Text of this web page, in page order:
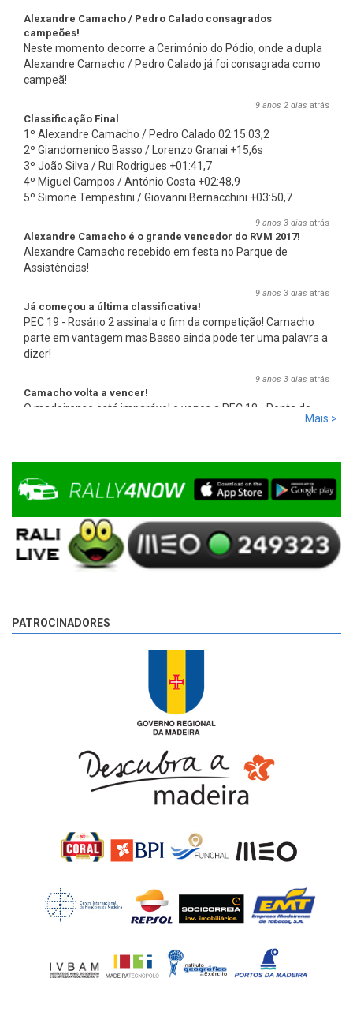
Alexandre Camacho / Pedro Calado consagrados
campeões!
Neste momento decorre a Cerimónio do Pódio, onde a dupla
Alexandre Camacho / Pedro Calado já foi consagrada como
campeã!
9 anos 2 dias atrás
Classificação Final
1º Alexandre Camacho / Pedro Calado 02:15:03,2
2º Giandomenico Basso / Lorenzo Granai +15,6s
3º João Silva / Rui Rodrigues +01:41,7
4º Miguel Campos / António Costa +02:48,9
5º Simone Tempestini / Giovanni Bernacchini +03:50,7
9 anos 3 dias atrás
Alexandre Camacho é o grande vencedor do RVM 2017!
Alexandre Camacho recebido em festa no Parque de
Assistências!
9 anos 3 dias atrás
Já começou a última classificativa!
PEC 19 - Rosário 2 assinala o fim da competição! Camacho
parte em vantagem mas Basso ainda pode ter uma palavra a
dizer!
9 anos 3 dias atrás
Camacho volta a vencer!
O madeirense está imparável e vence a PEC 18 - Ponta do
Pargo 2, com 00:08:08,0, mais 2,7s que Basso e mais 17,8sMais >
PATROCINADORES